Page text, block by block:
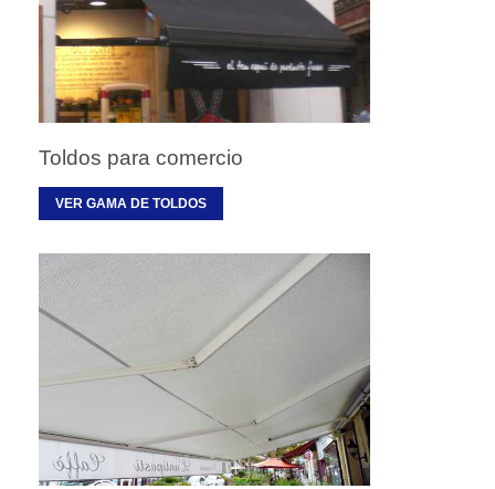
Toldos para comercio
VER GAMA DE TOLDOS